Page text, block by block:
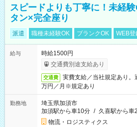
スピードよりも丁寧に！未経
タン×完全座り
派遣 職種未経験OK ブランクOK WEB登
給与
時給1500円
交通費別途支給あり
交通費
実費支給／当社規定あり
万円／月※規定あり
勤務地
埼玉県加須市
加須駅から車10分 / 久喜駅から車
物流・ロジスティクス